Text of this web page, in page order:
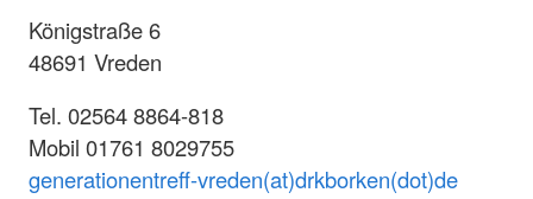
Königstraße 6
48691 Vreden
Tel. 02564 8864-818
Mobil 01761 8029755
generationentreff-vreden(at)drkborken(dot)de